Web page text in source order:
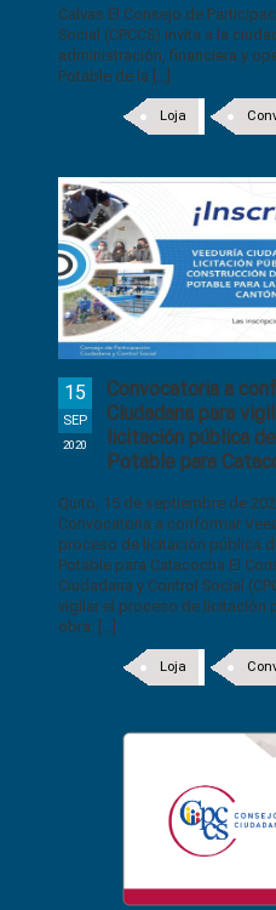
Calvas El Consejo de
Social (CPCCS) invita a la
administración, financiera y
Potable de la [...]
Loja
Convocatoria a
Ciudadana para
licitación pública
Potable para
15
SEP
2020
Quito, 15 de septiembre de
Convocatoria a conformar
proceso de licitación pública
Potable para Catacocha El
Ciudadana y Control Social
vigilar el proceso de licitación
obra: [...]
Loja